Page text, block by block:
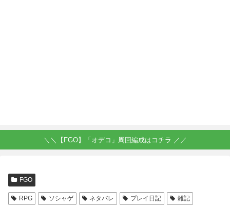
＼＼【FGO】「オデコ」周回編成はコチラ ／／
FGO
RPG ソシャゲ ネタバレ プレイ日記 雑記